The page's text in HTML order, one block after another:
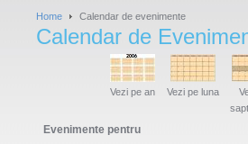
Home Calendar de evenimente
Calendar de
Vezi pe an Vezi pe luna
Evenimente pentru